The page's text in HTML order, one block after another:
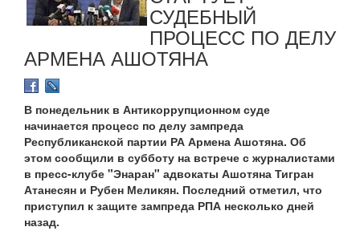
СУДЕБНЫЙ
ПРОЦЕСС ПО ДЕЛУ
АРМЕНА АШОТЯНА
В понедельник в Антикоррупционном суде
начинается процесс по делу зампреда
Республиканской партии РА Армена Ашотяна. Об
этом сообщили в субботу на встрече с журналистами
в пресс-клубе "Энаран" адвокаты Ашотяна Тигран
Атанесян и Рубен Меликян. Последний отметил, что
приступил к защите зампреда РПА несколько дней
назад.